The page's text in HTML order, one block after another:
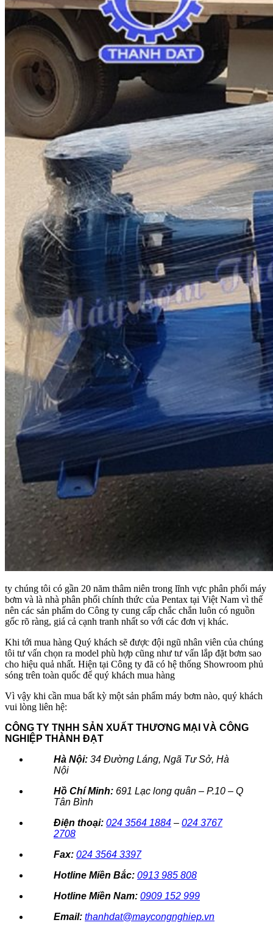
ty chúng tôi có gần 20 năm thâm niên trong lĩnh vực phân phối máy
bơm và là nhà phân phối chính thức của Pentax tại Việt Nam vì thế
nên các sản phẩm do Công ty cung cấp chắc chắn luôn có nguồn
gốc rõ ràng, giá cả cạnh tranh nhất so với các đơn vị khác.
Khi tới mua hàng Quý khách sẽ được đội ngũ nhân viên của chúng
tôi tư vấn chọn ra model phù hợp cũng như tư vấn lắp đặt bơm sao
cho hiệu quả nhất. Hiện tại Công ty đã có hệ thống Showroom phủ
sóng trên toàn quốc để quý khách mua hàng
Vì vậy khi cần mua bất kỳ một sản phẩm máy bơm nào, quý khách
vui lòng liên hệ:
CÔNG TY TNHH SẢN XUẤT THƯƠNG MẠI VÀ CÔNG
NGHIỆP THÀNH ĐẠT
Hà Nội: 34 Đường Láng, Ngã Tư Sở, Hà
Nội
Hồ Chí Minh: 691 Lạc long quân – P.10 – Q
Tân Bình
Điện thoại: 024 3564 1884 – 024 3767
2708
Fax: 024 3564 3397
Hotline Miền Bắc: 0913 985 808
Hotline Miền Nam: 0909 152 999
Email: thanhdat@maycongnghiep.vn